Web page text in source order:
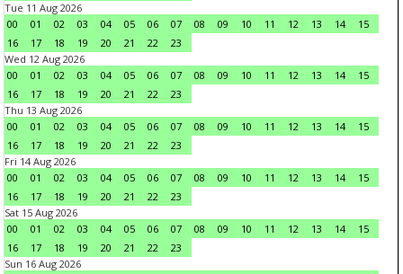
Tue 11 Aug 2026
00
01 02 03 04 05 06 07 08 09 10 11 12 13 14
15
16
17 18 19 20 21 22
23
Wed 12 Aug 2026
00
01 02 03 04 05 06 07 08 09 10 11 12 13 14
15
16
17 18 19 20 21 22
23
Thu 13 Aug 2026
00
01 02 03 04 05 06 07 08 09 10 11 12 13 14
15
16
17 18 19 20 21 22
23
Fri 14 Aug 2026
00
01 02 03 04 05 06 07 08 09 10 11 12 13 14
15
16
17 18 19 20 21 22
23
Sat 15 Aug 2026
00
01 02 03 04 05 06 07 08 09 10 11 12 13 14
15
16
17 18 19 20 21 22
23
Sun 16 Aug 2026